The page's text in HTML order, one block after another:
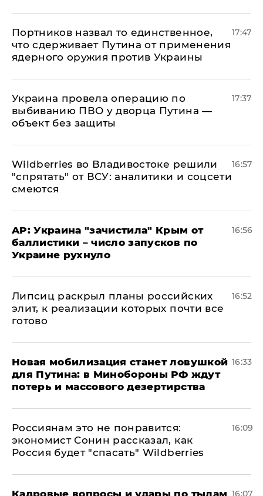
Портников назвал то единственное,
что сдерживает Путина от применения
ядерного оружия против Украины
17:47
Украина провела операцию по
выбиванию ПВО у дворца Путина —
объект без защиты
17:37
Wildberries во Владивостоке решили
"спрятать" от ВСУ: аналитики и соцсети
смеются
16:57
AP: Украина "зачистила" Крым от
баллистики – число запусков по
Украине рухнуло
16:56
Липсиц раскрыл планы российских
элит, к реализации которых почти все
готово
16:52
​Новая мобилизация станет ловушкой
для Путина: в Минобороны РФ ждут
потерь и массового дезертирства
16:33
Россиянам это не понравится:
экономист Сонин рассказал, как
Россия будет "спасать" Wildberries
16:09
Кадровые вопросы и удары по тылам 16:07